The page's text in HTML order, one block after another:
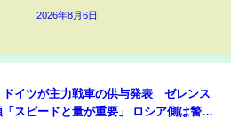
2026年8月6日
ドイツが主力戦車の供与発表 ゼレンス
「スピードと量が重要」 ロシア側は警告